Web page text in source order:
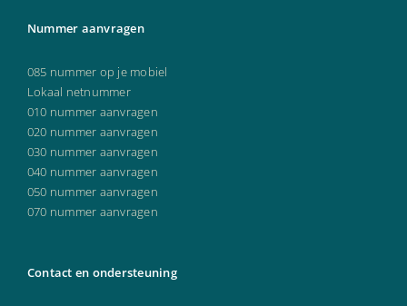
Nummer aanvragen
085 nummer op je mobiel
Lokaal netnummer
010 nummer aanvragen
020 nummer aanvragen
030 nummer aanvragen
040 nummer aanvragen
050 nummer aanvragen
070 nummer aanvragen
Contact en ondersteuning